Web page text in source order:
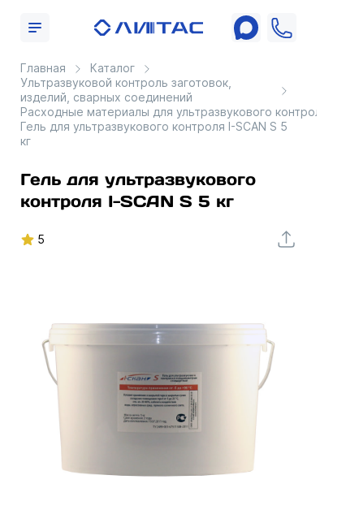
Главная
Каталог
Ультразвуковой контроль заготовок,
изделий, сварных соединений
Расходные материалы для ультразвукового контроля
Гель для ультразвукового контроля I-SCAN S 5
кг
Гель для ультразвукового
контроля I-SCAN S 5 кг
5